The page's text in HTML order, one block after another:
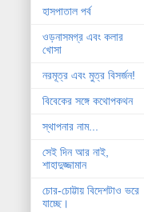
হাসপাতাল পর্ব
ওড়নাসমগ্র এবং কলার
খোসা
নরমূত্র এবং মুত্র বিসর্জন!
বিবেকের সঙ্গে কথোপকথন
স্থাপনার নাম...
সেই দিন আর নাই,
শাহাদুজ্জামান
চোর-চোট্টায় বিদেশটাও ভরে
যাচ্ছে।